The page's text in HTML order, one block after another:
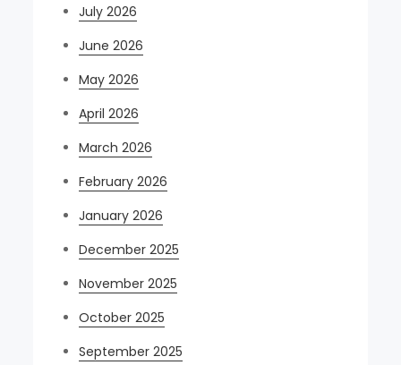
July 2026
June 2026
May 2026
April 2026
March 2026
February 2026
January 2026
December 2025
November 2025
October 2025
September 2025